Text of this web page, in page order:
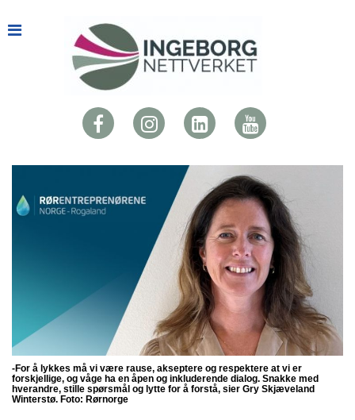
-For å lykkes må vi være rause, akseptere og respektere at vi er
forskjellige, og våge ha en åpen og inkluderende dialog. Snakke med
hverandre, stille spørsmål og lytte for å forstå, sier Gry Skjæveland
Winterstø. Foto: Rørnorge